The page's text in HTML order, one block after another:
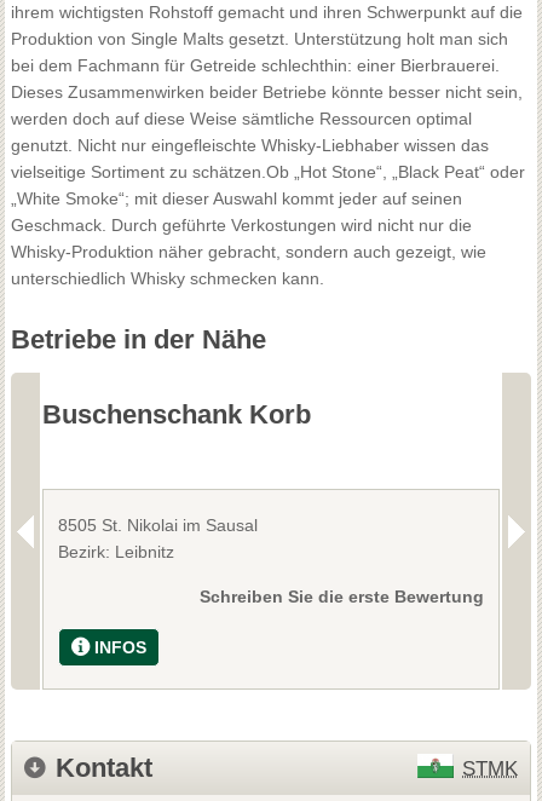
ihrem wichtigsten Rohstoff gemacht und ihren Schwerpunkt auf die
Produktion von Single Malts gesetzt. Unterstützung holt man sich
bei dem Fachmann für Getreide schlechthin: einer Bierbrauerei.
Dieses Zusammenwirken beider Betriebe könnte besser nicht sein,
werden doch auf diese Weise sämtliche Ressourcen optimal
genutzt. Nicht nur eingefleischte Whisky-Liebhaber wissen das
vielseitige Sortiment zu schätzen.Ob „Hot Stone“, „Black Peat“ oder
„White Smoke“; mit dieser Auswahl kommt jeder auf seinen
Geschmack. Durch geführte Verkostungen wird nicht nur die
Whisky-Produktion näher gebracht, sondern auch gezeigt, wie
unterschiedlich Whisky schmecken kann.
Betriebe in der Nähe
Buschenschank Korb
8505 St. Nikolai im Sausal
Bezirk: Leibnitz
Schreiben Sie die erste Bewertung
INFOS
Kontakt STMK